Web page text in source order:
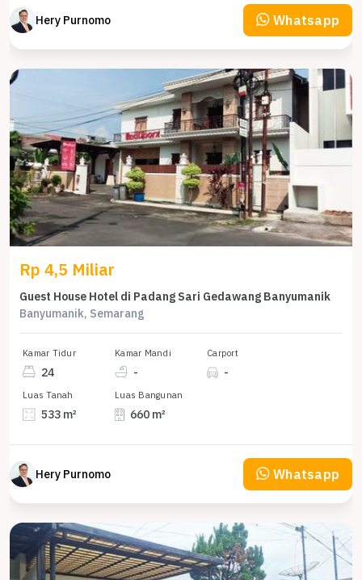
Hery Purnomo Whatsapp
Rp 4,5 Miliar
Guest House Hotel di Padang Sari Gedawang Banyumanik
Banyumanik, Semarang
Kamar Tidur
24
Kamar Mandi
-
Carport
-
Luas Tanah
533 m²
Luas Bangunan
660 m²
Hery Purnomo Whatsapp